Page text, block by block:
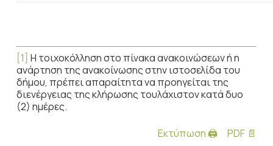
[1] Η τοιχοκόλληση στο πίνακα ανακοινώσεων ή η
ανάρτηση της ανακοίνωσης στην ιστοσελίδα του
δήμου, πρέπει απαραίτητα να προηγείται της
διενέργειας της κλήρωσης τουλάχιστον κατά δυο
(2) ημέρες.
Εκτύπωση 🖨
PDF 📄